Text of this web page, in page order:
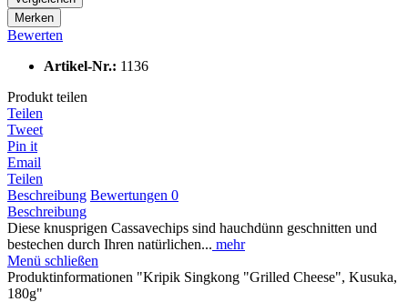
Merken
Bewerten
Artikel-Nr.: 1136
Produkt teilen
Teilen
Tweet
Pin it
Email
Teilen
Beschreibung Bewertungen 0
Beschreibung
Diese knusprigen Cassavechips sind hauchdünn geschnitten und
bestechen durch Ihren natürlichen... mehr
Menü schließen
Produktinformationen "Kripik Singkong "Grilled Cheese", Kusuka,
180g"